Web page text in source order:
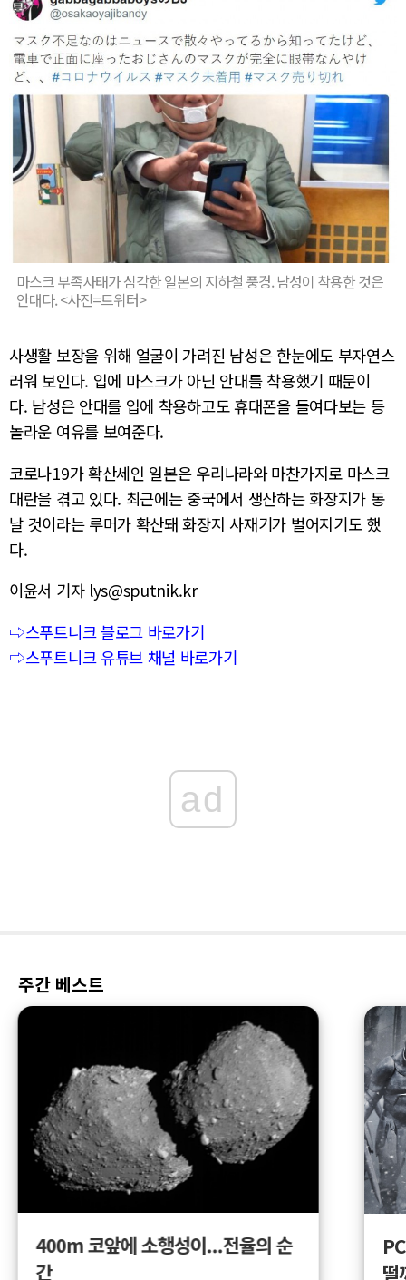
마스크 부족사태가 심각한 일본의 지하철 풍경. 남성이 착용한 것은
안대다. <사진=트위터>
사생활 보장을 위해 얼굴이 가려진 남성은 한눈에도 부자연스
러워 보인다. 입에 마스크가 아닌 안대를 착용했기 때문이
다. 남성은 안대를 입에 착용하고도 휴대폰을 들여다보는 등
놀라운 여유를 보여준다.
코로나19가 확산세인 일본은 우리나라와 마찬가지로 마스크
대란을 겪고 있다. 최근에는 중국에서 생산하는 화장지가 동
날 것이라는 루머가 확산돼 화장지 사재기가 벌어지기도 했
다.
이윤서 기자 lys@sputnik.kr
⇨스푸트니크 블로그 바로가기
⇨스푸트니크 유튜브 채널 바로가기
ad
주간 베스트
400m 코앞에 소행성이...전율의 순
간
떨